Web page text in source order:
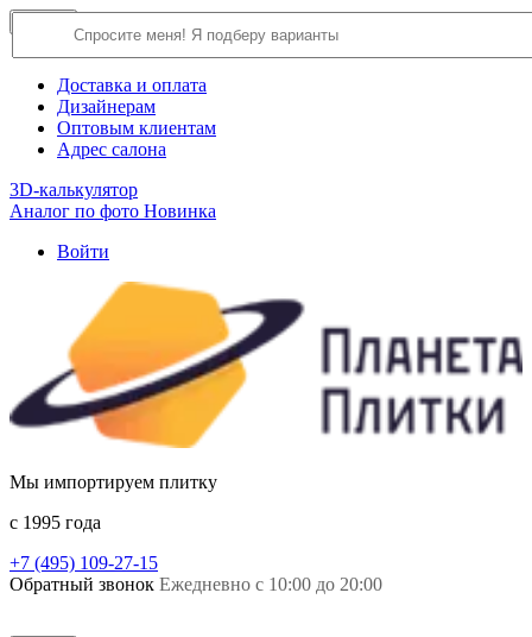
О компании
Доставка и оплата
Дизайнерам
Оптовым клиентам
Адрес салона
3D-калькулятор
Аналог по фото Новинка
Войти
Мы импортируем плитку
c 1995 года
+7 (495) 109-27-15
Обратный звонок Ежедневно с 10:00 до 20:00